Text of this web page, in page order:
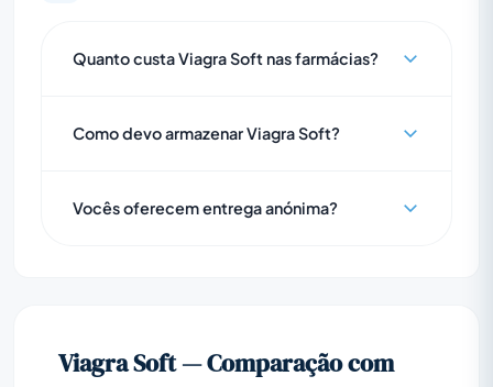
Quanto custa Viagra Soft nas farmácias?
Como devo armazenar Viagra Soft?
Vocês oferecem entrega anónima?
Viagra Soft — Comparação com